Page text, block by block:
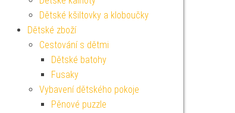
Dětské kšiltovky a kloboučky
Dětské zboží
Cestování s dětmi
Dětské batohy
Fusaky
Vybavení dětského pokoje
Pěnové puzzle